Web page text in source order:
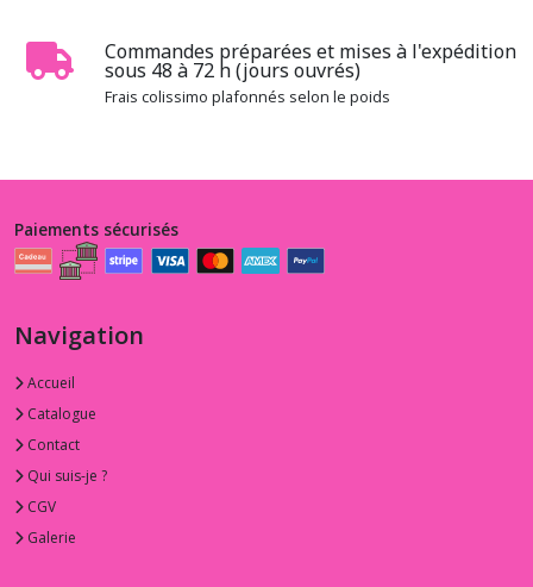
Commandes préparées et mises à l'expédition
sous 48 à 72 h (jours ouvrés)
Frais colissimo plafonnés selon le poids
Paiements sécurisés
Navigation
Accueil
Catalogue
Contact
Qui suis-je ?
CGV
Galerie